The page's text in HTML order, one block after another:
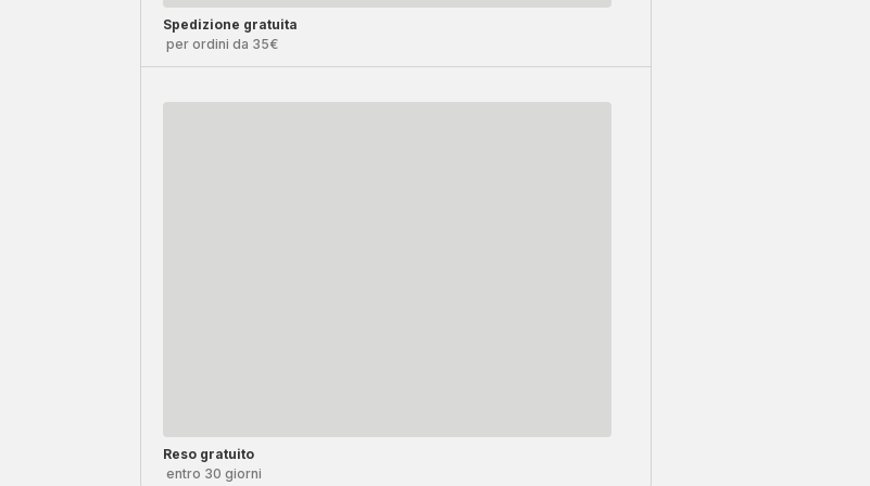
Spedizione gratuita
per ordini da 35€
Reso gratuito
entro 30 giorni